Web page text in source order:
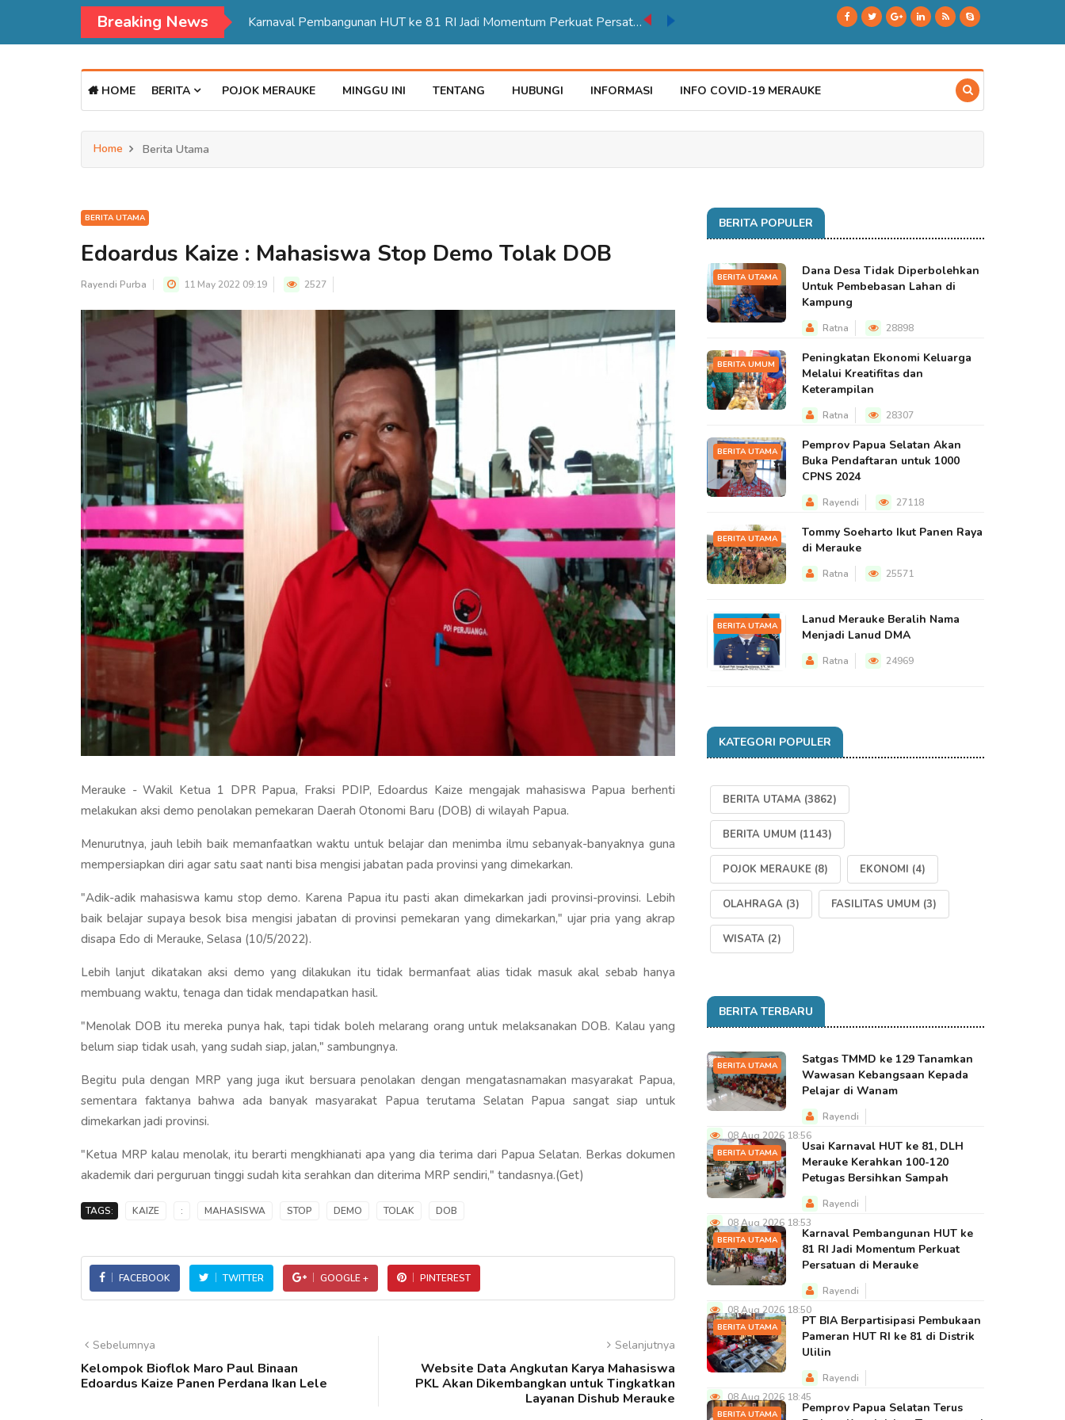
Breaking News Karnaval Pembangunan HUT ke 81 RI Jadi Momentum Perkuat Persatuan di Merauke
HOME BERITA POJOK MERAUKE MINGGU INI TENTANG HUBUNGI INFORMASI INFO COVID-19 MERAUKE
Home Berita Utama
BERITA UTAMA
Edoardus Kaize : Mahasiswa Stop Demo Tolak DOB
Rayendi Purba 11 May 2022 09:19 2527
Merauke - Wakil Ketua 1 DPR Papua, Fraksi PDIP, Edoardus Kaize mengajak mahasiswa Papua berhenti
melakukan aksi demo penolakan pemekaran Daerah Otonomi Baru (DOB) di wilayah Papua.
Menurutnya, jauh lebih baik memanfaatkan waktu untuk belajar dan menimba ilmu sebanyak-banyaknya guna
mempersiapkan diri agar satu saat nanti bisa mengisi jabatan pada provinsi yang dimekarkan.
"Adik-adik mahasiswa kamu stop demo. Karena Papua itu pasti akan dimekarkan jadi provinsi-provinsi. Lebih
baik belajar supaya besok bisa mengisi jabatan di provinsi pemekaran yang dimekarkan," ujar pria yang akrap
disapa Edo di Merauke, Selasa (10/5/2022).
Lebih lanjut dikatakan aksi demo yang dilakukan itu tidak bermanfaat alias tidak masuk akal sebab hanya
membuang waktu, tenaga dan tidak mendapatkan hasil.
"Menolak DOB itu mereka punya hak, tapi tidak boleh melarang orang untuk melaksanakan DOB. Kalau yang
belum siap tidak usah, yang sudah siap, jalan," sambungnya.
Begitu pula dengan MRP yang juga ikut bersuara penolakan dengan mengatasnamakan masyarakat Papua,
sementara faktanya bahwa ada banyak masyarakat Papua terutama Selatan Papua sangat siap untuk
dimekarkan jadi provinsi.
"Ketua MRP kalau menolak, itu berarti mengkhianati apa yang dia terima dari Papua Selatan. Berkas dokumen
akademik dari perguruan tinggi sudah kita serahkan dan diterima MRP sendiri," tandasnya.(Get)
TAGS: KAIZE : MAHASISWA STOP DEMO TOLAK DOB
FACEBOOK TWITTER GOOGLE + PINTEREST
Sebelumnya
Kelompok Bioflok Maro Paul Binaan
Edoardus Kaize Panen Perdana Ikan Lele
Selanjutnya
Website Data Angkutan Karya Mahasiswa
PKL Akan Dikembangkan untuk Tingkatkan
Layanan Dishub Merauke
BERITA POPULER
BERITA UTAMA
Dana Desa Tidak Diperbolehkan
Untuk Pembebasan Lahan di
Kampung
Ratna 28898
BERITA UMUM
Peningkatan Ekonomi Keluarga
Melalui Kreatifitas dan
Keterampilan
Ratna 28307
BERITA UTAMA
Pemprov Papua Selatan Akan
Buka Pendaftaran untuk 1000
CPNS 2024
Rayendi 27118
BERITA UTAMA
Tommy Soeharto Ikut Panen Raya
di Merauke
Ratna 25571
BERITA UTAMA
Lanud Merauke Beralih Nama
Menjadi Lanud DMA
Ratna 24969
KATEGORI POPULER
BERITA UTAMA (3862)
BERITA UMUM (1143)
POJOK MERAUKE (8) EKONOMI (4)
OLAHRAGA (3) FASILITAS UMUM (3)
WISATA (2)
BERITA TERBARU
BERITA UTAMA
Satgas TMMD ke 129 Tanamkan
Wawasan Kebangsaan Kepada
Pelajar di Wanam
Rayendi
08 Aug 2026 18:56
BERITA UTAMA
Usai Karnaval HUT ke 81, DLH
Merauke Kerahkan 100-120
Petugas Bersihkan Sampah
Rayendi
08 Aug 2026 18:53
BERITA UTAMA
Karnaval Pembangunan HUT ke
81 RI Jadi Momentum Perkuat
Persatuan di Merauke
Rayendi
08 Aug 2026 18:50
BERITA UTAMA
PT BIA Berpartisipasi Pembukaan
Pameran HUT RI ke 81 di Distrik
Ulilin
Rayendi
08 Aug 2026 18:45
BERITA UTAMA
Pemprov Papua Selatan Terus